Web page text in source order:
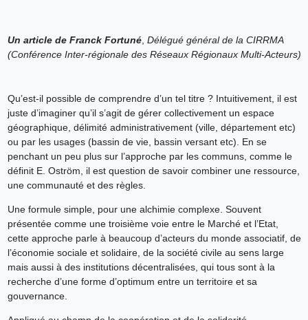
Un article de Franck Fortuné, Délégué général de la CIRRMA
(Conférence Inter-régionale des Réseaux Régionaux Multi-Acteurs)
Qu’est-il possible de comprendre d’un tel titre ? Intuitivement, il est
juste d’imaginer qu’il s’agit de gérer collectivement un espace
géographique, délimité administrativement (ville, département etc)
ou par les usages (bassin de vie, bassin versant etc). En se
penchant un peu plus sur l’approche par les communs, comme le
définit E. Oström, il est question de savoir combiner une ressource,
une communauté et des règles.
Une formule simple, pour une alchimie complexe. Souvent
présentée comme une troisième voie entre le Marché et l’Etat,
cette approche parle à beaucoup d’acteurs du monde associatif, de
l’économie sociale et solidaire, de la société civile au sens large
mais aussi à des institutions décentralisées, qui tous sont à la
recherche d’une forme d’optimum entre un territoire et sa
gouvernance.